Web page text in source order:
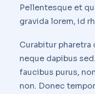
Pellentesque et
gravida lorem, id
Curabitur
neque dapibus
faucibus purus,
non. Donec